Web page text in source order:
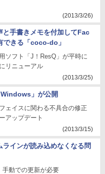
(2013/3/26)
と手書きメモを付加してFac
きる「coco-do」
ソフト「J！ResQ」が平時に
リニューアル
(2013/3/25)
」が公開
ェイスに関わる不具合の修正
アップデート
(2013/3/15)
インが読み込めなくなる問
手動での更新が必要